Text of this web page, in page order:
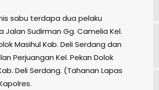
sabu terdapa dua pelaku
Jalan Sudirman Gg. Camelia Kel.
Masihul Kab. Deli Serdang dan
Perjuangan Kel. Pekan Dolok
Deli Serdang. (Tahanan Lapas